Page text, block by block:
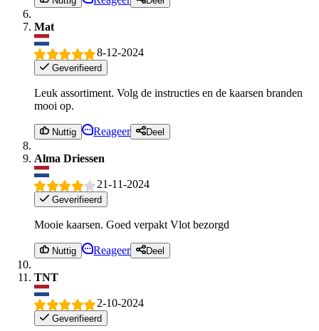
Mat
8-12-2024
Geverifieerd
Leuk assortiment. Volg de instructies en de kaarsen branden
mooi op.
Nuttig Reageer Deel
Alma Driessen
21-11-2024
Geverifieerd
Mooie kaarsen. Goed verpakt Vlot bezorgd
Nuttig Reageer Deel
TNT
2-10-2024
Geverifieerd